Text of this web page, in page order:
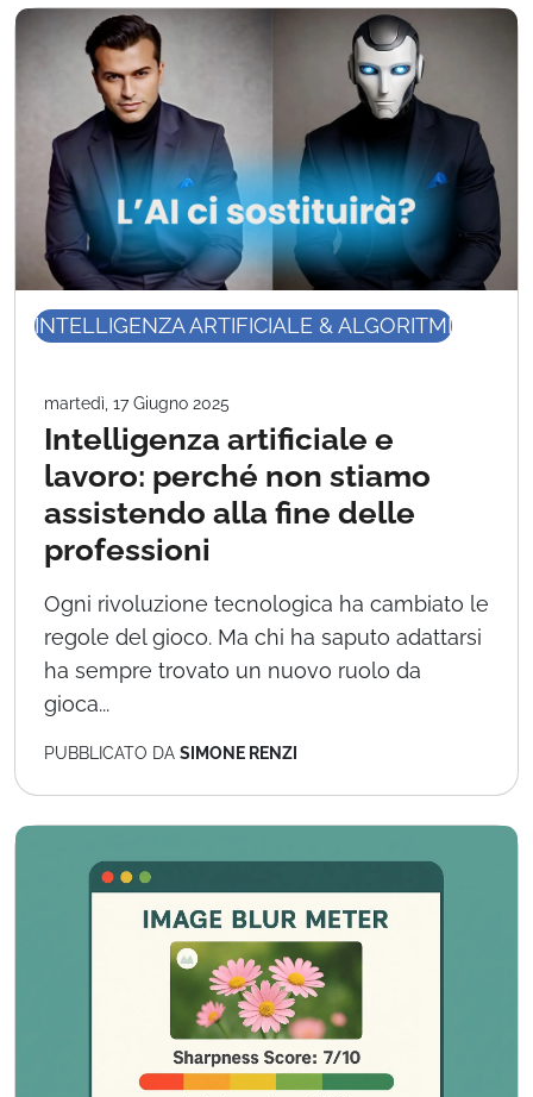
INTELLIGENZA ARTIFICIALE & ALGORITMI
martedì, 17 Giugno 2025
Intelligenza artificiale e
lavoro: perché non stiamo
assistendo alla fine delle
professioni
Ogni rivoluzione tecnologica ha cambiato le
regole del gioco. Ma chi ha saputo adattarsi
ha sempre trovato un nuovo ruolo da
gioca...
PUBBLICATO DA SIMONE RENZI